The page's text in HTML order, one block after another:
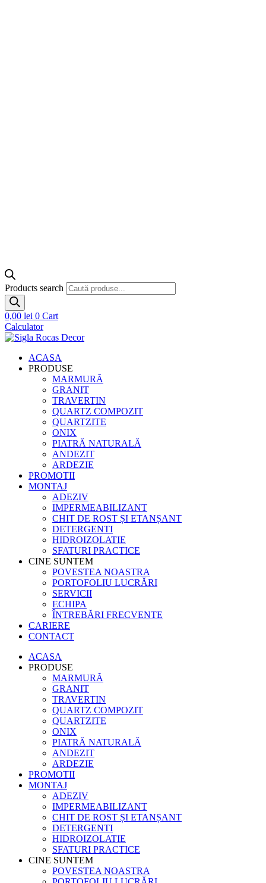
Products search
0,00 lei 0 Cart
Calculator
ACASA
PRODUSE
MARMURĂ
GRANIT
TRAVERTIN
QUARTZ COMPOZIT
QUARTZITE
ONIX
PIATRĂ NATURALĂ
ANDEZIT
ARDEZIE
PROMOTII
MONTAJ
ADEZIV
IMPERMEABILIZANT
CHIT DE ROST ȘI ETANȘANT
DETERGENTI
HIDROIZOLATIE
SFATURI PRACTICE
CINE SUNTEM
POVESTEA NOASTRA
PORTOFOLIU LUCRĂRI
SERVICII
ECHIPA
ÎNTREBĂRI FRECVENTE
CARIERE
CONTACT
ACASA
PRODUSE
MARMURĂ
GRANIT
TRAVERTIN
QUARTZ COMPOZIT
QUARTZITE
ONIX
PIATRĂ NATURALĂ
ANDEZIT
ARDEZIE
PROMOTII
MONTAJ
ADEZIV
IMPERMEABILIZANT
CHIT DE ROST ȘI ETANȘANT
DETERGENTI
HIDROIZOLATIE
SFATURI PRACTICE
CINE SUNTEM
POVESTEA NOASTRA